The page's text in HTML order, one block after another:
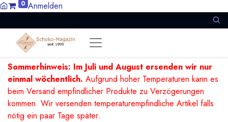
0 Anmelden
Sommerhinweis: Im Juli und August ersenden wir nur
einmal wöchentlich. Aufgrund hoher Temperaturen kann es
beim Versand empfindlicher Produkte zu Verzögerungen
kommen. Wir versenden temperaturempfindliche Artikel falls
nötig ein paar Tage später.